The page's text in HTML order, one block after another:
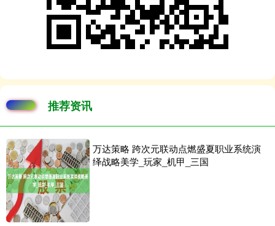
推荐资讯
万达策略 跨次元联动点燃盛夏职业系统演
绎战略美学_玩家_机甲_三国